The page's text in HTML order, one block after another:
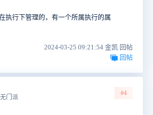
执行下管理的，有一个所属执行的属
2024-03-25 09:21:54 金凯 回帖
回帖
无门派
#4